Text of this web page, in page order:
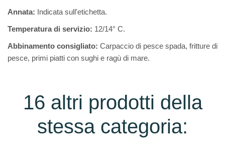
Annata: Indicata sull'etichetta.
Temperatura di servizio: 12/14° C.
Abbinamento consigliato: Carpaccio di pesce spada, fritture di
pesce, primi piatti con sughi e ragù di mare.
16 altri prodotti della
stessa categoria: